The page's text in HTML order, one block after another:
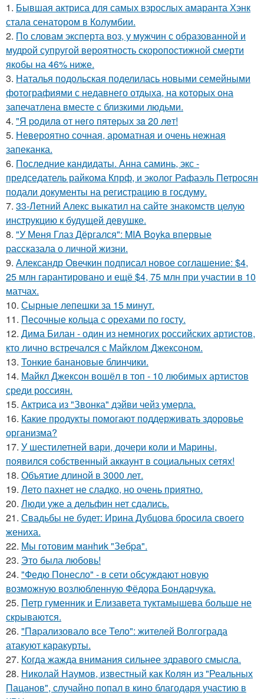
1. Бывшая актриса для самых взрослых амаранта Хэнк
стала сенатором в Колумбии.
2. По словам эксперта воз, у мужчин с образованной и
мудрой супругой вероятность скоропостижной смерти
якобы на 46% ниже.
3. Наталья подольская поделилась новыми семейными
фотографиями с недавнего отдыха, на которых она
запечатлена вместе с близкими людьми.
4. "Я poдилa oт нeгo пятepых зa 20 лeт!
5. Невероятно сочная, ароматная и очень нежная
запеканка.
6. Последние кандидаты. Анна саминь, экс -
председатель райкома Кпрф, и эколог Рафаэль Петросян
подали документы на регистрацию в госдуму.
7. 33-Летний Алекс выкатил на сайте знакомств целую
инструкцию к будущей девушке.
8. "У Меня Глаз Дёргался": MIA Boyka впервые
рассказала о личной жизни.
9. Александр Овечкин подписал новое соглашение: $4,
25 млн гарантировано и ещё $4, 75 млн при участии в 10
матчах.
10. Сырные лепешки за 15 минут.
11. Песочные кольца с орехами по госту.
12. Дима Билан - один из немногих российских артистов,
кто лично встречался с Майклом Джексоном.
13. Тонкие банановые блинчики.
14. Майкл Джексон вошёл в топ - 10 любимых артистов
среди россиян.
15. Актриса из "Звонка" дэйви чейз умерла.
16. Какие продукты помогают поддерживать здоровье
организма?
17. У шестилетней вари, дочери коли и Марины,
появился собственный аккаунт в социальных сетях!
18. Объятие длиной в 3000 лет.
19. Лето пахнет не сладко, но очень приятно.
20. Люди уже а дельфин нет сдались.
21. Свадьбы не будет: Ирина Дубцова бросила своего
жениха.
22. Мы готовим мaнhиk "Зeбpa".
23. Это была любовь!
24. "Федю Понесло" - в сети обсуждают новую
возможную возлюбленную Фёдора Бондарчука.
25. Петр гуменник и Елизавета туктамышева больше не
скрываются.
26. "Пapализовало все Тело": жителей Волгограда
атакуют каракурты.
27. Когда жажда внимания сильнее здравого смысла.
28. Николай Наумов, известный как Колян из "Реальных
Пацанов", случайно попал в кино благодаря участию в